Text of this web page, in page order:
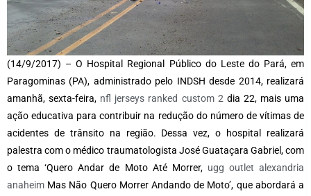
(14/9/2017) – O Hospital Regional Público do Leste do Pará, em
Paragominas (PA), administrado pelo INDSH desde 2014, realizará
amanhã, sexta-feira, nfl jerseys ranked custom 2dia 22, mais uma
ação educativa para contribuir na redução do número de vítimas de
acidentes de trânsito na região. Dessa vez, o hospital realizará
palestra com o médico traumatologista José Guataçara Gabriel, com
o tema ‘Quero Andar de Moto Até Morrer, ugg outlet alexandria
anaheim Mas Não Quero Morrer Andando de Moto’, que abordará a